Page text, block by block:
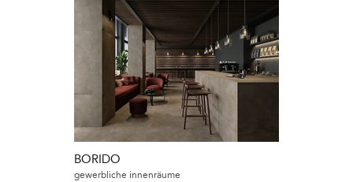
BORIDO
gewerbliche innenräume